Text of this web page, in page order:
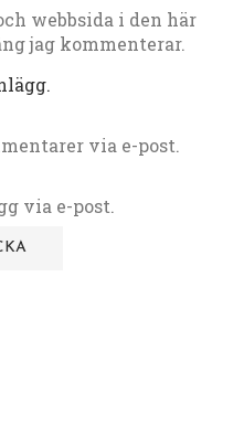
webbsida i den här
jag kommenterar.
via e-post.
via e-post.